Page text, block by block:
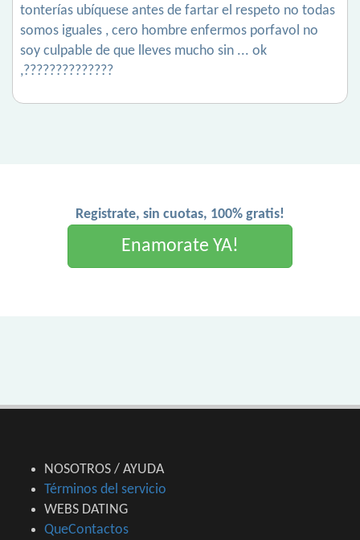
tonterías ubíquese antes de fartar el respeto no todas
somos iguales , cero hombre enfermos porfavol no
soy culpable de que lleves mucho sin ... ok
,??????????????
Registrate, sin cuotas, 100% gratis!
Enamorate YA!
NOSOTROS / AYUDA
Términos del servicio
WEBS DATING
QueContactos